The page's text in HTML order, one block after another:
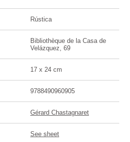
Rústica
Bibliothèque de la Casa de
Velázquez, 69
17 x 24 cm
9788490960905
Gérard Chastagnaret
See sheet